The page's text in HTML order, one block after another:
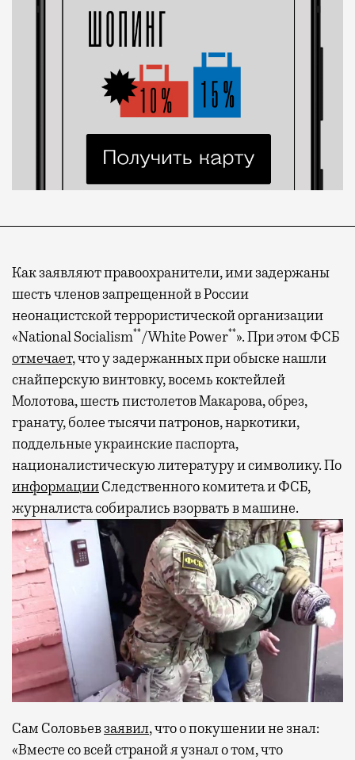
Как заявляют правоохранители, ими задержаны
шесть членов запрещенной в России
неонацистской террористической организации
«National Socialism**/White Power**». При этом ФСБ
отмечает, что у задержанных при обыске нашли
снайперскую винтовку, восемь коктейлей
Молотова, шесть пистолетов Макарова, обрез,
гранату, более тысячи патронов, наркотики,
поддельные украинские паспорта,
националистическую литературу и символику. По
информацииСледственного комитета и ФСБ,
журналиста собирались взорвать в машине.
Сам Соловьевзаявил, что о покушении не знал:
«Вместе со всей страной я узнал о том, что